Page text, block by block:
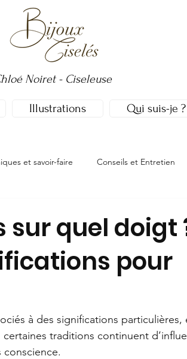
Noiret - Ciseleuse
Illustrations Qui suis-je ?
et savoir-faire Conseils et Entretien
sur quel doigt
pour
à des significations
traditions continuent
conscience.